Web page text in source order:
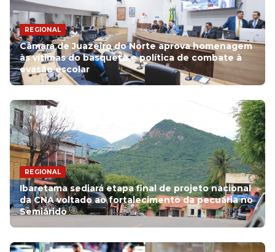
REGIONAL
Câmara de Juazeiro do Norte aprova homenagem
às vítimas do basquete e política de combate à
evasão escolar
REGIONAL
Ibaretama sediará etapa final de projeto nacional
da CNA voltado ao fortalecimento da pecuária no
Semiárido